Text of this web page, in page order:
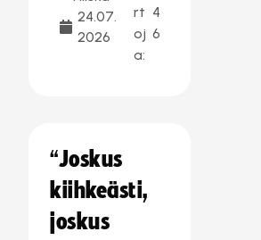
24.07.
2026
rt
oj
a:
4
6
“Joskus
kiihkeästi,
joskus